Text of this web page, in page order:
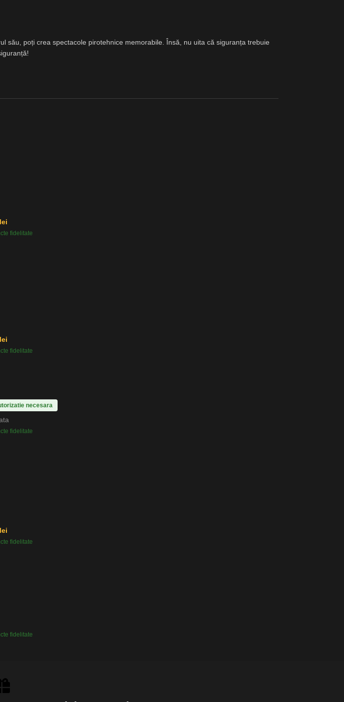
său, poți crea spectacole pirotehnice memorabile. Însă, nu uita că siguranța trebuie
lei
fidelitate
lei
fidelitate
necesara
fidelitate
lei
fidelitate
fidelitate